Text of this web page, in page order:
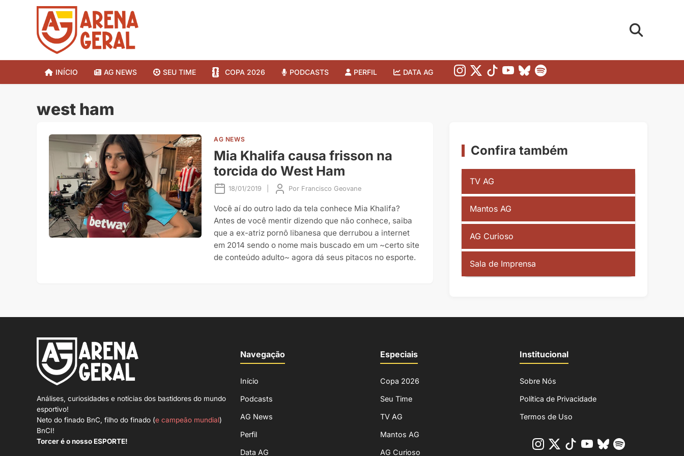
INÍCIO AG NEWS SEU TIME COPA 2026 PODCASTS PERFIL DATA AG
west ham
AG NEWS
Mia Khalifa causa frisson na
torcida do West Ham
18/01/2019 Por Francisco Geovane
Você aí do outro lado da tela conhece Mia Khalifa?
Antes de você mentir dizendo que não conhece, saiba
que a ex-atriz pornô libanesa que derrubou a internet
em 2014 sendo o nome mais buscado em um ~certo site
de conteúdo adulto~ agora dá seus pitacos no esporte.
Confira também
TV AG
Mantos AG
AG Curioso
Sala de Imprensa
Análises, curiosidades e notícias dos bastidores do mundo
esportivo!
Neto do finado BnC, filho do finado (e campeão mundial)
BnCI!
Torcer é o nosso ESPORTE!
Navegação
Início
Podcasts
AG News
Perfil
Data AG
Especiais
Copa 2026
Seu Time
TV AG
Mantos AG
AG Curioso
Institucional
Sobre Nós
Política de Privacidade
Termos de Uso